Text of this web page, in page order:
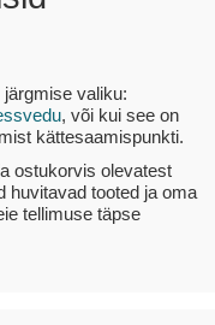
valiku:
, või kui see on
kättesaamispunkti.
ostukorvis olevatest
huvitavad tooted ja oma
tellimuse täpse